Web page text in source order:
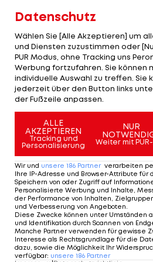
Alternative für
gesucht
Dank Brandmeldeanlage
Reaktion der Einsatzkräfte
Zerstörung des gesamten
verhindert worden.
"Oberste Priorität für den FC
die Sicherstellung des
verbleibenden drei
Saison. Aktuell muss aber
werden, dass die
Saisonende nicht mehr in
werden können", so Basel,
Datenschutz
Wählen Sie [Alle Akzeptieren] um
und Diensten zuzustimmen oder
PUR Modus, ohne Tracking uns
Werbung fortzufahren. Sie können
individuelle Auswahl zu treffen. Sie
jederzeit über den Button links
der Fußzeile anpassen.
ALLE
AKZEPTIEREN
Tracking und
Personalisierung
NUR
Weiter mit
Wir und unsere 186 Partner verarbeiten
Ihre IP-Adresse und Browser-Attribute für
Speichern von oder Zugriff auf
Personalisierte Werbung und Inhalte,
der Performance von Inhalten,
und Verbesserung von Angeboten.
Diese Zwecke können unter Umständen
und Identifikation durch Scannen von
Manche Partner verwenden für gewisse
Interesse als Rechtsgrundlage für die
dazu, sowie die Möglichkeit Ihr
verfügbar: unsere 186 Partner